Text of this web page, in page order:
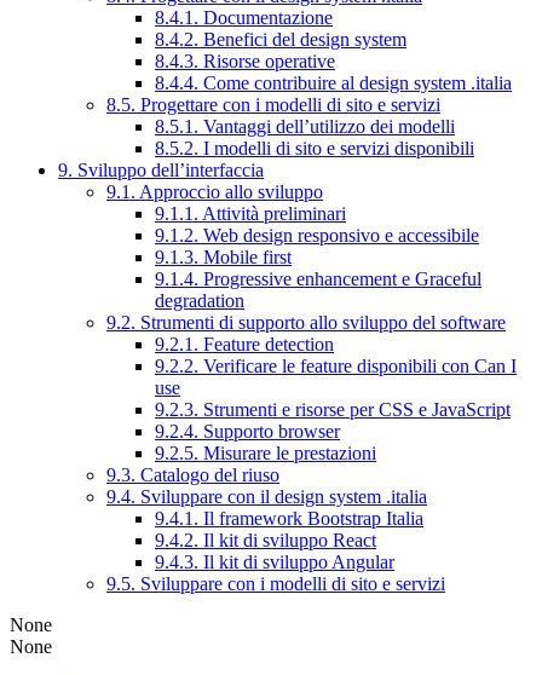
8.4.1. Documentazione
8.4.2. Benefici del design system
8.4.3. Risorse operative
8.4.4. Come contribuire al design system .italia
8.5. Progettare con i modelli di sito e servizi
8.5.1. Vantaggi dell’utilizzo dei modelli
8.5.2. I modelli di sito e servizi disponibili
9. Sviluppo dell’interfaccia
9.1. Approccio allo sviluppo
9.1.1. Attività preliminari
9.1.2. Web design responsivo e accessibile
9.1.3. Mobile first
9.1.4. Progressive enhancement e Graceful
degradation
9.2. Strumenti di supporto allo sviluppo del software
9.2.1. Feature detection
9.2.2. Verificare le feature disponibili con Can I
use
9.2.3. Strumenti e risorse per CSS e JavaScript
9.2.4. Supporto browser
9.2.5. Misurare le prestazioni
9.3. Catalogo del riuso
9.4. Sviluppare con il design system .italia
9.4.1. Il framework Bootstrap Italia
9.4.2. Il kit di sviluppo React
9.4.3. Il kit di sviluppo Angular
9.5. Sviluppare con i modelli di sito e servizi
None
None